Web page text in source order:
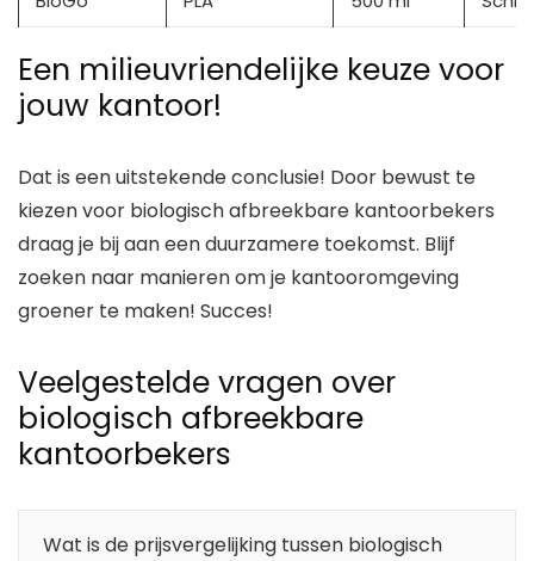
Een milieuvriendelijke keuze voor
jouw kantoor!
Dat is een uitstekende conclusie! Door bewust te
kiezen voor biologisch afbreekbare kantoorbekers
draag je bij aan een duurzamere toekomst. Blijf
zoeken naar manieren om je kantooromgeving
groener te maken! Succes!
Veelgestelde vragen over
biologisch afbreekbare
kantoorbekers
Wat is de prijsvergelijking tussen biologisch